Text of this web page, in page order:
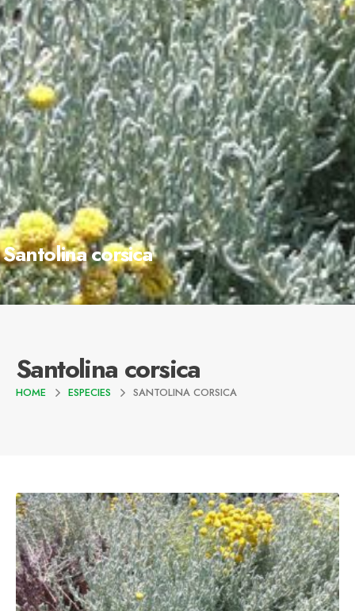
Santolina corsica
Santolina corsica
HOME ESPECIES SANTOLINA CORSICA